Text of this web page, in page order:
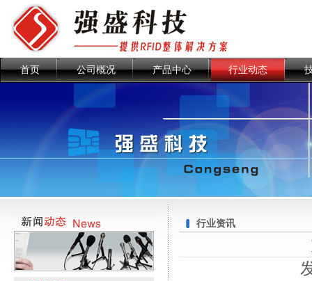
首页 公司概况 产品中心 行业动态
行业资讯